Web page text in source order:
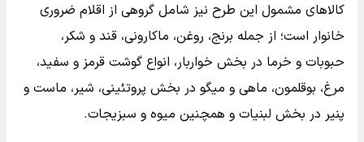
کالاهای مشمول این طرح نیز شامل گروهی از اقلام ضروری
خانوار است؛ از جمله برنج، روغن، ماکارونی، قند و شکر،
حبوبات و خرما در بخش خواربار، انواع گوشت قرمز و سفید،
مرغ، بوقلمون، ماهی و میگو در بخش پروتئینی، شیر، ماست و
پنیر در بخش لبنیات و همچنین میوه و سبزیجات.